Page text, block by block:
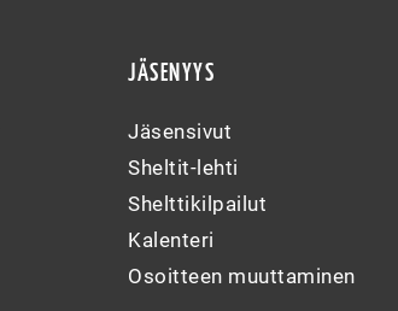
JÄSENYYS
Jäsensivut
Sheltit-lehti
Shelttikilpailut
Kalenteri
Osoitteen muuttaminen